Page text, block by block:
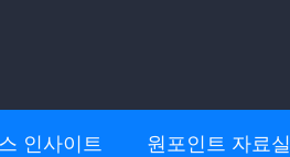
인사이트 원포인트 자료실